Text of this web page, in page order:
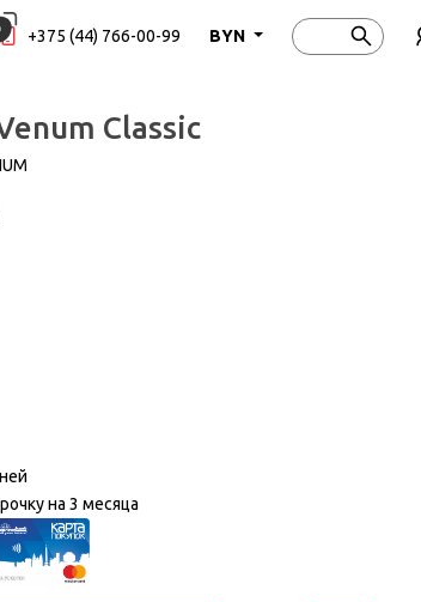
+375 (44) 766-00-99 BYN
Classic
на 3 месяца